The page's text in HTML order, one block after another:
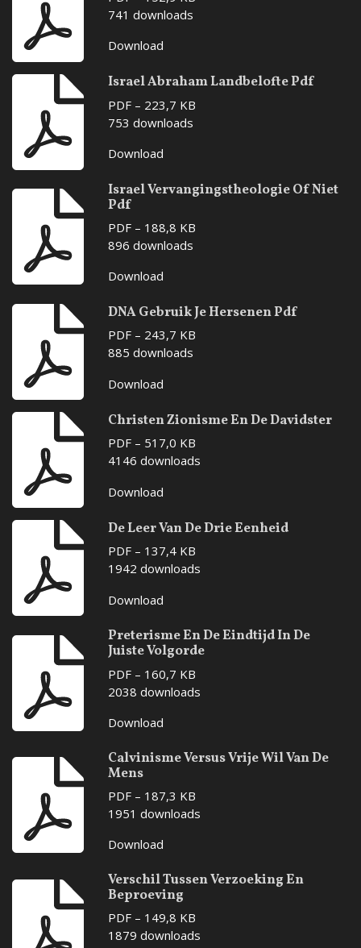
741 downloads
Download
Israel Abraham Landbelofte Pdf
PDF – 223,7 KB
753 downloads
Download
Israel Vervangingstheologie Of Niet
Pdf
PDF – 188,8 KB
896 downloads
Download
DNA Gebruik Je Hersenen Pdf
PDF – 243,7 KB
885 downloads
Download
Christen Zionisme En De Davidster
PDF – 517,0 KB
4146 downloads
Download
De Leer Van De Drie Eenheid
PDF – 137,4 KB
1942 downloads
Download
Preterisme En De Eindtijd In De
Juiste Volgorde
PDF – 160,7 KB
2038 downloads
Download
Calvinisme Versus Vrije Wil Van De
Mens
PDF – 187,3 KB
1951 downloads
Download
Verschil Tussen Verzoeking En
Beproeving
PDF – 149,8 KB
1879 downloads